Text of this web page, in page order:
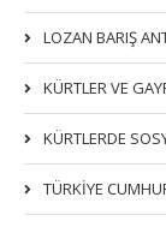
LOZAN BARIŞ
KÜRTLER VE
KÜRTLERDE
TÜRKİYE